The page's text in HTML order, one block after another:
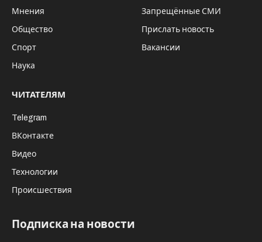
Мнения
Общество
Спорт
Наука
Запрещённые СМИ
Прислать новость
Вакансии
ЧИТАТЕЛЯМ
Telegram
ВКонтакте
Видео
Технологии
Происшествия
Подписка на новости